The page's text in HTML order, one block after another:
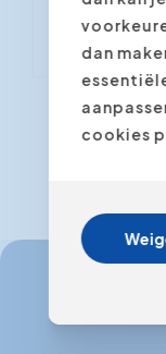
dan
cookies